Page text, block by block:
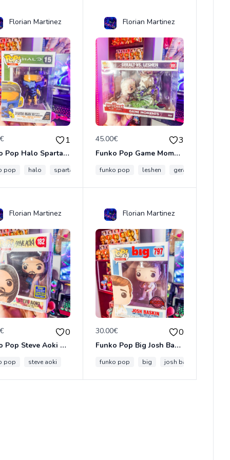
Florian Martinez
1
Funko Pop Halo Spartan Mark IV
pop halo spartan
Florian Martinez
45.00€ 3
Funko Pop Game Moment The Witcher Geralt Vs Leshen 555
funko pop leshen geralt
Florian Martinez
0
Funko Pop Steve Aoki 182 Convention
pop steve aoki
Florian Martinez
30.00€ 0
Funko Pop Big Josh Baskin 797
funko pop big josh baskin